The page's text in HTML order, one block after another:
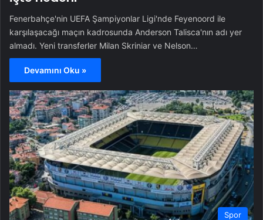
Fenerbahçe'nin UEFA Şampiyonlar Ligi'nde Feyenoord ile
karşılaşacağı maçın kadrosunda Anderson Talisca'nın adı yer
almadı. Yeni transferler Milan Skriniar ve Nelson…
Devamını Oku »
Spor